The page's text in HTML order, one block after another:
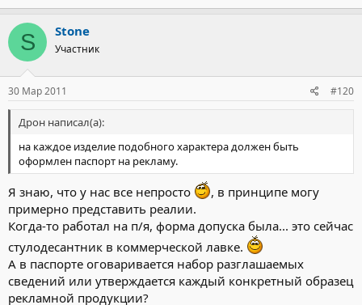
S Stone
Участник
30 Мар 2011 #120
Дрон написал(а):
на каждое изделие подобного характера должен быть
оформлен паспорт на рекламу.
Я знаю, что у нас все непросто
, в принципе могу
примерно представить реалии.
Когда-то работал на п/я, форма допуска была... это сейчас
стулодесантник в коммерческой лавке.
А в паспорте оговаривается набор разглашаемых
сведений или утверждается каждый конкретный образец
рекламной продукции?